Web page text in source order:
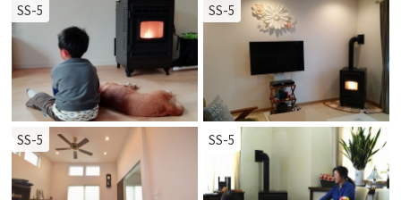
SS-5 SS-5
SS-5 SS-5